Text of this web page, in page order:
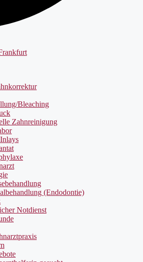
Bleaching
Zahnreinigung
(Endodontie)
Notdienst